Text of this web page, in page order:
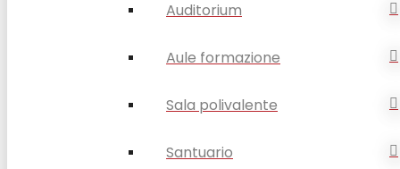
Auditorium
Aule formazione
Sala polivalente
Santuario